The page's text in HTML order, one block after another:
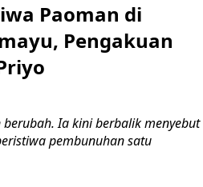
Paoman di
Pengakuan
berubah. Ia kini berbalik menyebut
pembunuhan satu